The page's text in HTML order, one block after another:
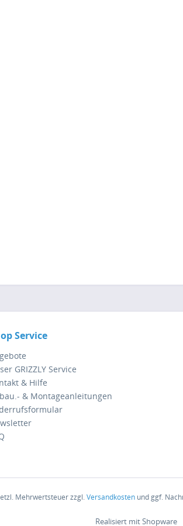
Service
GRIZZLY Service
& Hilfe
& Montageanleitungen
Mehrwertsteuer zzgl.Versandkostenund ggf.
Realisiert mit Shopware